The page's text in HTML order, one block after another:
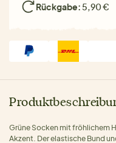
Rückgabe: 5,90 €
Grüne Socken mit fröhlichem
Akzent. Der elastische Bund